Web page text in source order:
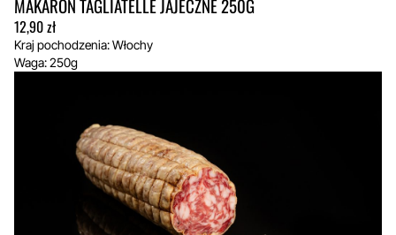
MAKARON TAGLIATELLE JAJECZNE 250G
12,90zł
Kraj pochodzenia: Włochy
Waga: 250g